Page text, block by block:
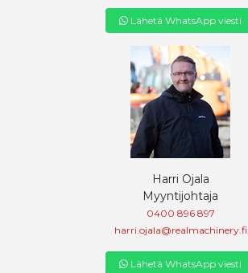
Lähetä WhatsApp viesti
Harri Ojala
Myyntijohtaja
0400 896 897
harri.ojala@realmachinery.fi
Lähetä WhatsApp viesti